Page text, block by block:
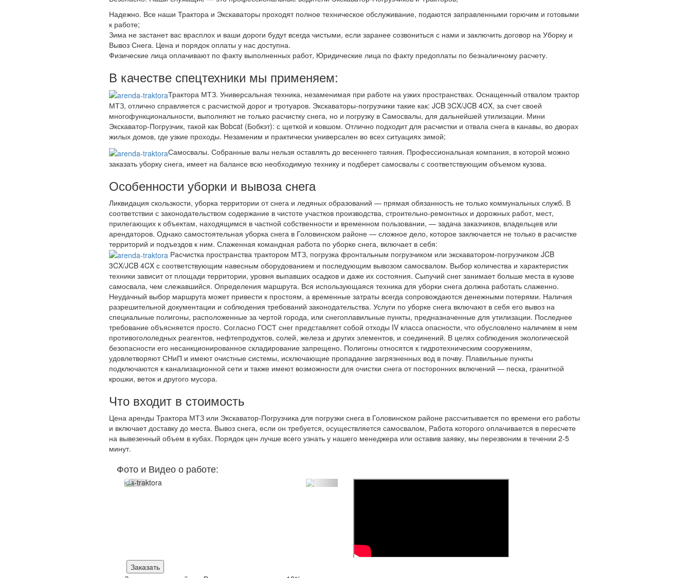
Убираем и вывозим снег. Работаем быстро и слаженно.
Взять в аренду трактор, экскаватор-погрузчик, мини экскаватор-погрузчик для уборки снега — решение сезонной проблемы для дачных
поселков, СНТ, ДНП и коммунальных служб, не имеющих необходимого парка спецтехники. Результат наших работ это - безопасность на
пешеходных зонах и дорогах, полноценная работа вашей организации и соблюдение требований, прописанных в
Удобно. Услуга может представляться как разово, так и заключаем договора на постоянное обслуживание с СНТ, ДНП;
Выгодно. Цена на вывоз снега и чистку спецтехникой ниже, чем на ручной труд;
Безопасно. Наши служащие — это профессиональные водители Экскаватор-Погрузчиков и Тракторов;
Надежно. Все наши Трактора и Экскаваторы проходят полное техническое обслуживание, подаются заправленными горючим и готовыми
к работе;
Зима не застанет вас врасплох и ваши дороги будут всегда чистыми, если заранее созвониться с нами и заключить договор на Уборку и
Вывоз Снега. Цена и порядок оплаты у нас доступна.
Физические лица оплачивают по факту выполненных работ, Юридические лица по факту предоплаты по безналичному расчету.
В качестве спецтехники мы применяем:
Трактора МТЗ. Универсальная техника, незаменимая при работе на узких пространствах. Оснащенный отвалом трактор
МТЗ, отлично справляется с расчисткой дорог и тротуаров. Экскаваторы-погрузчики такие как: JCB 3CX/JCB 4CX, за счет своей
многофункциональности, выполняют не только расчистку снега, но и погрузку в Самосвалы, для дальнейшей утилизации. Мини
Экскаватор-Погрузчик, такой как Bobcat (Бобкэт): с щеткой и ковшом. Отлично подходит для расчистки и отвала снега в канавы, во дворах
жилых домов, где узкие проходы. Незаменим и практически универсален во всех ситуациях зимой;
Самосвалы. Собранные валы нельзя оставлять до весеннего таяния. Профессиональная компания, в которой можно
заказать уборку снега, имеет на балансе всю необходимую технику и подберет самосвалы с соответствующим объемом кузова.
Особенности уборки и вывоза снега
Ликвидация скользкости, уборка территории от снега и ледяных образований — прямая обязанность не только коммунальных служб. В
соответствии с законодательством содержание в чистоте участков производства, строительно-ремонтных и дорожных работ, мест,
прилегающих к объектам, находящимся в частной собственности и временном пользовании, — задача заказчиков, владельцев или
арендаторов. Однако самостоятельная уборка снега в Головинском районе — сложное дело, которое заключается не только в расчистке
территорий и подъездов к ним. Слаженная командная работа по уборке снега, включает в себя:
Расчистка пространства трактором МТЗ, погрузка фронтальным погрузчиком или экскаватором-погрузчиком JCB
3CX/JCB 4CX с соответствующим навесным оборудованием и последующим вывозом самосвалом. Выбор количества и характеристик
техники зависит от площади территории, уровня выпавших осадков и даже их состояния. Сыпучий снег занимает больше места в кузове
Неудачный выбор маршрута может привести к простоям, а временные затраты всегда сопровождаются денежными потерями. Наличия
разрешительной документации и соблюдения требований законодательства. Услуги по уборке снега включают в себя его вывоз на
специальные полигоны, расположенные за чертой города, или снегоплавильные пункты, предназначенные для утилизации. Последнее
требование объясняется просто. Согласно ГОСТ снег представляет собой отходы IV класса опасности, что обусловлено наличием в нем
противогололедных реагентов, нефтепродуктов, солей, железа и других элементов, и соединений. В целях соблюдения экологической
безопасности его несанкционированное складирование запрещено. Полигоны относятся к гидротехническим сооружениям,
подключаются к канализационной сети и также имеют возможности для очистки снега от посторонних включений — песка, гранитной
крошки, веток и другого мусора.
Фото и Видео о работе: